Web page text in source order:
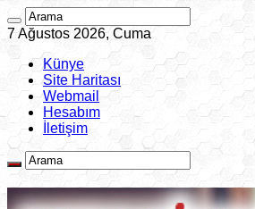
7 Ağustos 2026, Cuma
Künye
Site Haritası
Webmail
Hesabım
İletişim